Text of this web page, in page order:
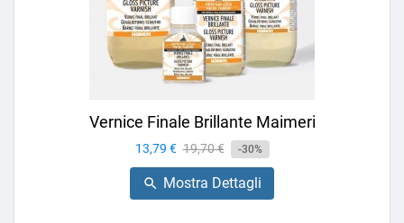
Vernice Finale Brillante Maimeri
Prezzo
13,79 € Prezzo
base
19,70 € -30%
 Mostra Dettagli